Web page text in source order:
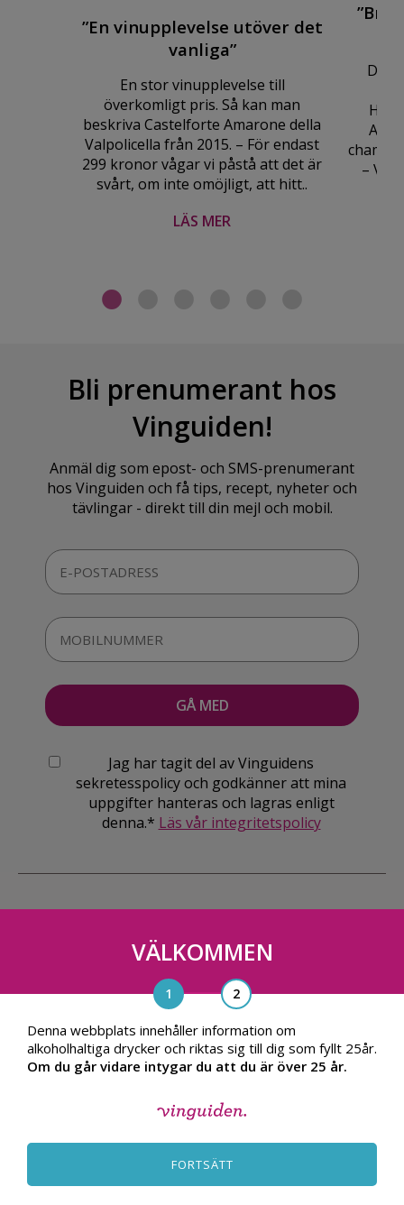
”En vinupplevelse utöver det
vanliga”
En stor vinupplevelse till
överkomligt pris. Så kan man
beskriva Castelforte Amarone della
Valpolicella från 2015. – För endast
299 kronor vågar vi påstå att det är
svårt, om inte omöjligt, att hitt..
LÄS MER
De
– Vi
Bli prenumerant hos
Vinguiden!
Anmäl dig som epost- och SMS-prenumerant
hos Vinguiden och få tips, recept, nyheter och
tävlingar - direkt till din mejl och mobil.
Jag har tagit del av Vinguidens
sekretesspolicy och godkänner att mina
uppgifter hanteras och lagras enligt
denna.* Läs vår integritetspolicy
Vinguiden Nordic AB
Blasieholmsgatan 4A, 111 48, Stockholm
info@vinguiden.com
INTEGRITETSPOLICY
VÄLKOMMEN
Denna webbplats innehåller information om
alkoholhaltiga drycker och riktas sig till dig som fyllt 25år.
Om du går vidare intygar du att du är över 25 år.
FORTSÄTT